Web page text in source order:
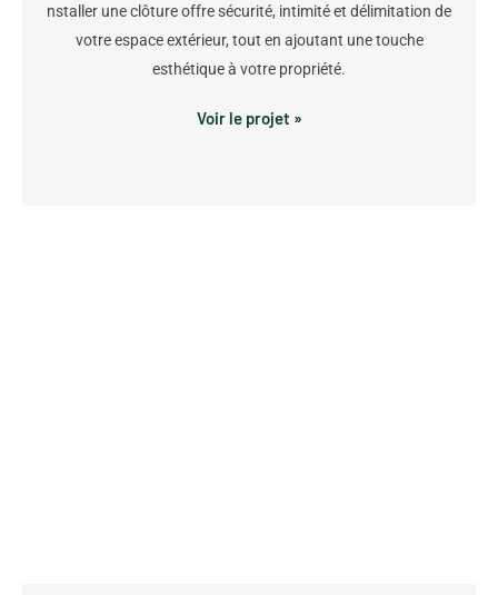
nstaller une clôture offre sécurité, intimité et délimitation de
votre espace extérieur, tout en ajoutant une touche
esthétique à votre propriété.
Voir le projet »